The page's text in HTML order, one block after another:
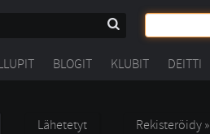
BLOGIT KLUBIT DEITTI
Lähetetyt Rekisteröidy »